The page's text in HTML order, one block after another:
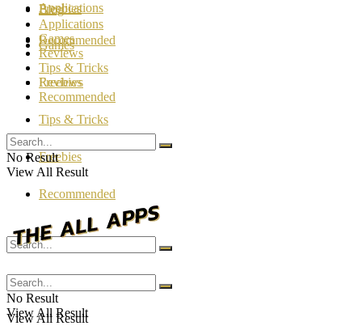
Freebies
Recommended
Applications
Games
Reviews
Tips & Tricks
Freebies
Recommended
No Result
View All Result
Blog
Applications
Games
Reviews
Tips & Tricks
Freebies
Recommended
No Result
View All Result
No Result
View All Result